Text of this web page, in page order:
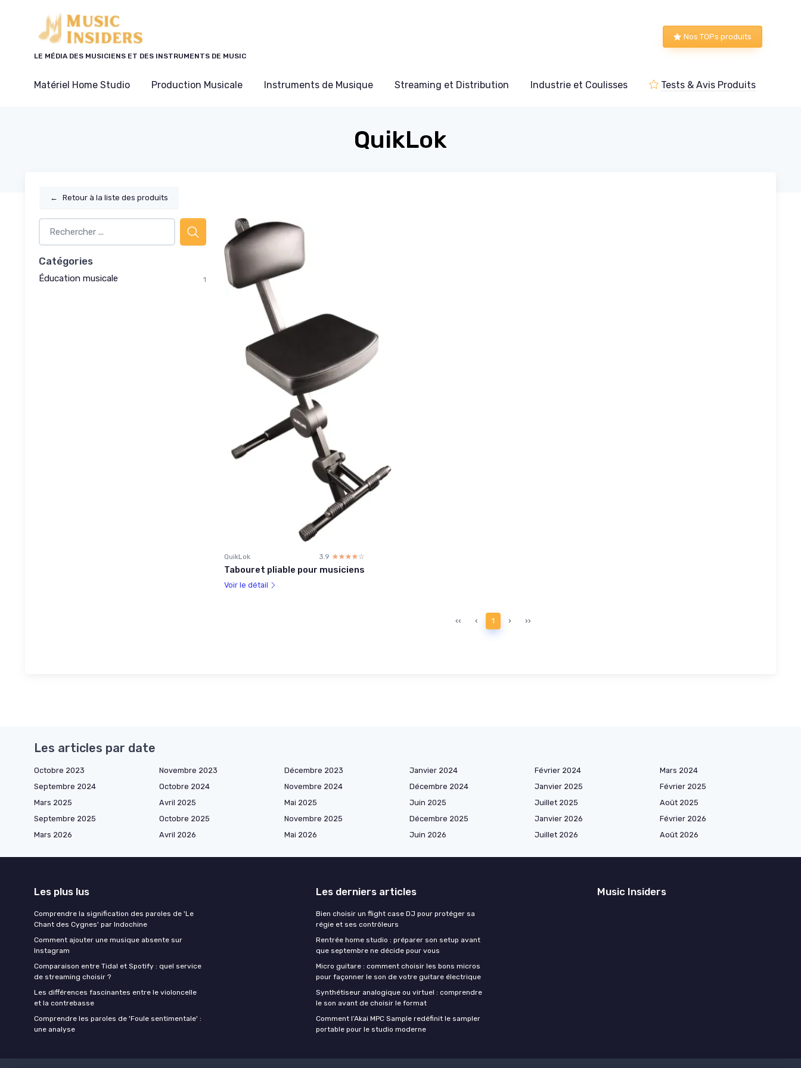
LE MÉDIA DES MUSICIENS ET DES INSTRUMENTS DE MUSIC
Nos TOPs produits
Matériel Home Studio Production Musicale Instruments de Musique Streaming et Distribution Industrie et Coulisses Tests & Avis Produits
QuikLok
← Retour à la liste des produits
Catégories
Éducation musicale 1
QuikLok 3.9 ☆☆☆☆☆
★★★★★
Tabouret pliable pour musiciens
Voir le détail
‹‹ ‹ 1 › ››
Les articles par date
Octobre 2023 Novembre 2023 Décembre 2023 Janvier 2024 Février 2024
Mars 2024
Septembre 2024
Octobre 2024 Novembre 2024 Décembre 2024 Janvier 2025
Février 2025
Mars 2025
Avril 2025 Mai 2025 Juin 2025 Juillet 2025
Août 2025
Septembre 2025
Octobre 2025 Novembre 2025 Décembre 2025 Janvier 2026
Février 2026
Mars 2026
Avril 2026 Mai 2026 Juin 2026 Juillet 2026 Août 2026
Les plus lus
Comprendre la signification des paroles de 'Le
Chant des Cygnes' par Indochine
Comment ajouter une musique absente sur
Instagram
Comparaison entre Tidal et Spotify : quel service
de streaming choisir ?
Les différences fascinantes entre le violoncelle
et la contrebasse
Comprendre les paroles de 'Foule sentimentale' :
une analyse
Les derniers articles
Bien choisir un flight case DJ pour protéger sa
régie et ses contrôleurs
Rentrée home studio : préparer son setup avant
que septembre ne décide pour vous
Micro guitare : comment choisir les bons micros
pour façonner le son de votre guitare électrique
Synthétiseur analogique ou virtuel : comprendre
le son avant de choisir le format
Comment l’Akai MPC Sample redéfinit le sampler
portable pour le studio moderne
Music Insiders